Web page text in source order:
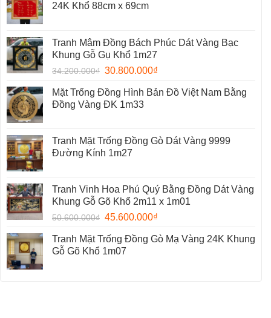
24K Khổ 88cm x 69cm
Tranh Mâm Đồng Bách Phúc Dát Vàng Bạc
Khung Gỗ Gụ Khổ 1m27
34.200.000₫ 30.800.000₫
Mặt Trống Đồng Hình Bản Đồ Việt Nam Bằng
Đồng Vàng ĐK 1m33
Tranh Mặt Trống Đồng Gò Dát Vàng 9999
Đường Kính 1m27
Tranh Vinh Hoa Phú Quý Bằng Đồng Dát Vàng
Khung Gỗ Gõ Khổ 2m11 x 1m01
50.600.000₫ 45.600.000₫
Tranh Mặt Trống Đồng Gò Mạ Vàng 24K Khung
Gỗ Gõ Khổ 1m07